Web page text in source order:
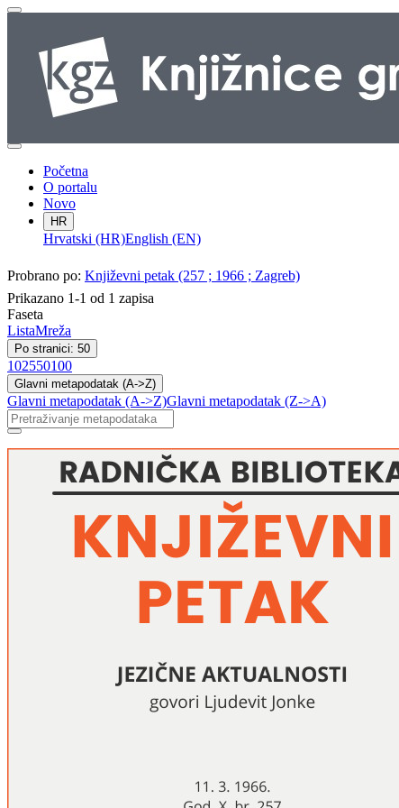
Početna
O portalu
Novo
HR
Hrvatski (HR)English (EN)
Probrano po: Književni petak (257 ; 1966 ; Zagreb)
Prikazano 1-1 od 1 zapisa
Faseta
ListaMreža
Po stranici: 50
102550100
Glavni metapodatak (A->Z)
Glavni metapodatak (A->Z)Glavni metapodatak (Z->A)